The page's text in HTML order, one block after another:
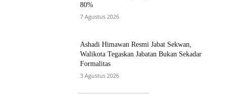
80%
7 Agustus 2026
Ashadi Himawan Resmi Jabat Sekwan,
Walikota Tegaskan Jabatan Bukan Sekadar
Formalitas
3 Agustus 2026